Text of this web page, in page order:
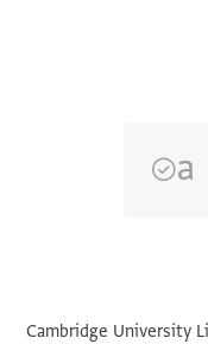
Cambridge University